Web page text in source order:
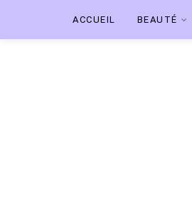
ACCUEIL BEAUTÉ